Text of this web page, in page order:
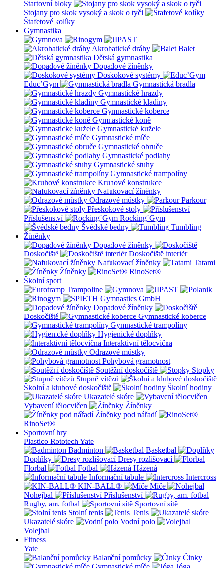
Startovní bloky
Stojany pro skok vysoký a skok o tyči
Štafetové kolíky
Gymnastika
Akrobatické dráhy
Balet
Dětská gymnastika
Dopadové žíněnky
Doskokové systémy
Educ’Gym
Gymnastická bradla
Gymnastické hrazdy
Gymnastické kladiny
Gymnastické koberce
Gymnastické koně
Gymnastické kužele
Gymnastické míče
Gymnastické obruče
Gymnastické podlahy
Gymnastické stuhy
Gymnastické trampolíny
Kruhové konstrukce
Nafukovací žíněnky
Odrazové můstky
Parkour
Přeskokové stoly
Příslušenství
Rocking´Gym
Švédské bedny
Tumbling
Žíněnky
Dopadové žíněnky
Doskočiště
Doskočiště interiér
Nafukovací žíněnky
Tatami
Žíněnky
RinoSet®
Školní sport
Dopadové žíněnky
Doskočiště
Gymnastické koberce
Gymnastické trampolíny
Hygienické doplňky
Interaktivní tělocvična
Odrazové můstky
Pohybová gramotnost
Soutěžní doskočiště
Stopky
Stupně vítězů
Školní a klubové doskočiště
Školní hodiny
Ukazatelé skóre
Vybavení tělocvičen
Žíněnky
Žíněnky pod nářadí
RinoSet®
Sportovní hry
Plastico Rototech Yate
Badminton
Basketbal
Doplňky
Dresy rozlišovací
Florbal
Fotbal
Házená
Informační tabule
Intercross
KIN-BALL®
Míče
Nohejbal
Příslušenství
Rugby, am. fotbal
Sportovní sítě
Stolní tenis
Tenis
Ukazatelé skóre
Vodní polo
Volejbal
Fitness
Yate
Balanční pomůcky
Činky
Gymnastické míče
Jóga